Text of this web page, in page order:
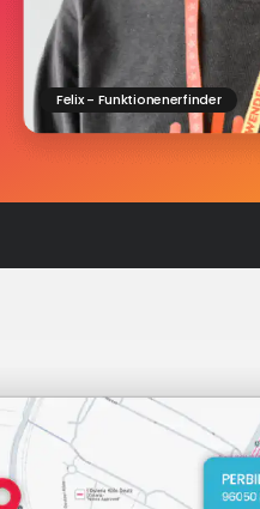
Felix - Funktionenerfinder